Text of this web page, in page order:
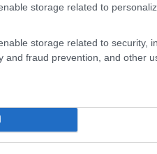
storage related to
storage related to security,
and fraud prevention, and other